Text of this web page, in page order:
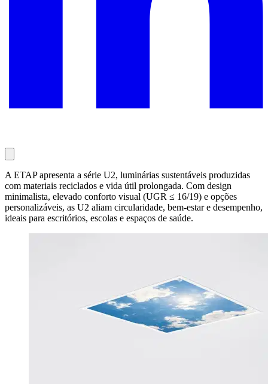
A ETAP apresenta a série U2, luminárias sustentáveis produzidas
com materiais reciclados e vida útil prolongada. Com design
minimalista, elevado conforto visual (UGR ≤ 16/19) e opções
personalizáveis, as U2 aliam circularidade, bem-estar e desempenho,
ideais para escritórios, escolas e espaços de saúde.